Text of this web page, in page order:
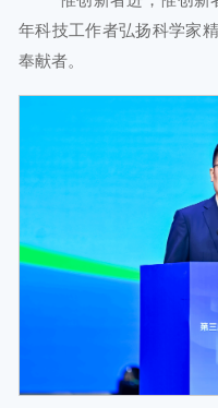
年科技工作者弘扬科学家
奉献者。